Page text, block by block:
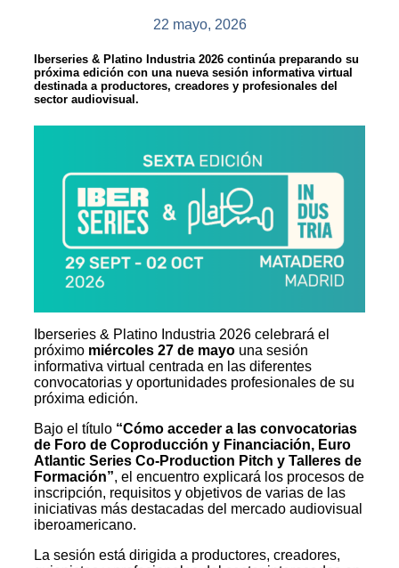
22 mayo, 2026
Iberseries & Platino Industria 2026 continúa preparando su
próxima edición con una nueva sesión informativa virtual
destinada a productores, creadores y profesionales del
sector audiovisual.
Iberseries & Platino Industria 2026 celebrará el
próximo miércoles 27 de mayo una sesión
informativa virtual centrada en las diferentes
convocatorias y oportunidades profesionales de su
próxima edición.
Bajo el título “Cómo acceder a las convocatorias
de Foro de Coproducción y Financiación, Euro
Atlantic Series Co-Production Pitch y Talleres de
Formación”, el encuentro explicará los procesos de
inscripción, requisitos y objetivos de varias de las
iniciativas más destacadas del mercado audiovisual
iberoamericano.
La sesión está dirigida a productores, creadores,